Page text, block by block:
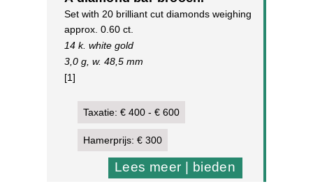
Set with 20 brilliant cut diamonds weighing
approx. 0.60 ct.
14 k. white gold
3,0 g, w. 48,5 mm
[1]
Taxatie: € 400 - € 600
Hamerprijs: € 300
Lees meer | bieden